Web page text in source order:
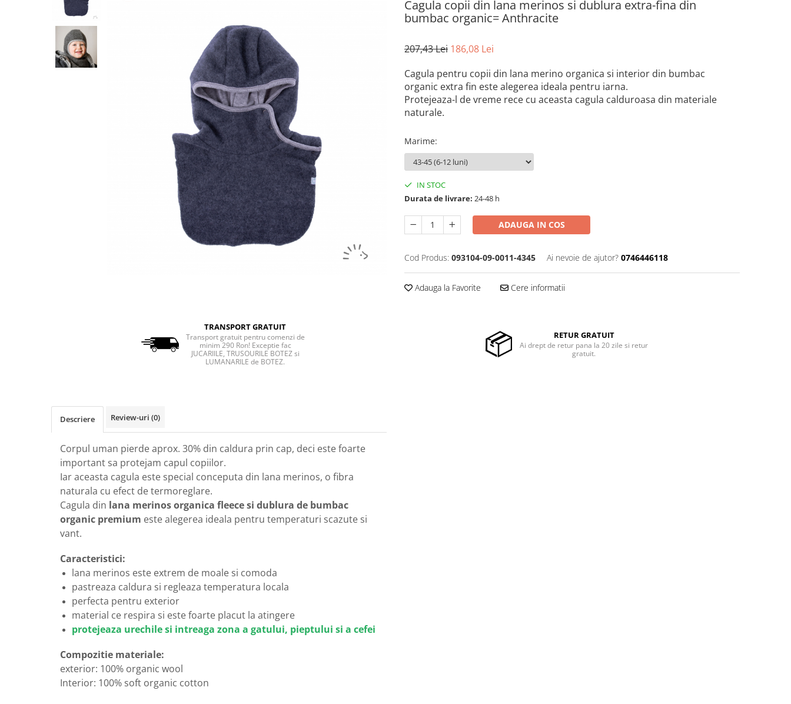
Fulare si esarfe
Cagula copii din lana merinos si dublura extra-fina din
bumbac organic= Anthracite
207,43 Lei 186,08 Lei
Cagula pentru copii din lana merino organica si interior din bumbac
organic extra fin estealegerea ideala pentru iarna.
Protejeaza-l de vreme rece cu aceasta cagula calduroasa din materiale
naturale.
Marime:
IN STOC
Durata de livrare: 24-48 h
ADAUGA IN COS
Cod Produs: 093104-09-0011-4345 Ai nevoie de ajutor? 0746446118
Adauga la Favorite Cere informatii
TRANSPORT GRATUIT
Transport gratuit pentru comenzi de
minim 290 Ron! Exceptie fac
JUCARIILE, TRUSOURILE BOTEZ si
LUMANARILE de BOTEZ.
RETUR GRATUIT
Ai drept de retur pana la 20 zile si retur
gratuit.
Descriere Review-uri (0)
Corpul uman pierde aprox. 30% din caldura prin cap, deci este foarte
important sa protejam capul copiilor.
Iar aceasta cagula este special conceputa din lana merinos, o fibra
naturala cu efect de termoreglare.
Cagula din lana merinos organica fleece si dublura de bumbac
organic premium estealegerea ideala pentru temperaturi scazute si
vant.
Caracteristici:
lana merinos este extrem de moale si comoda
pastreaza caldura si regleaza temperatura locala
perfecta pentru exterior
material ce respira si este foarte placut la atingere
protejeaza urechile si intreaga zona a gatului, pieptului si a cefei
Compozitie materiale:
exterior: 100% organic wool
Interior: 100% soft organic cotton